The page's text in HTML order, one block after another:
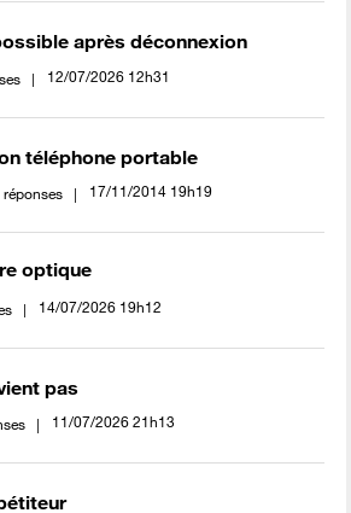
après déconnexion
‎12/07/2026 12h31
téléphone portable
réponses ‎17/11/2014 19h19
optique
‎14/07/2026 19h12
pas
‎11/07/2026 21h13